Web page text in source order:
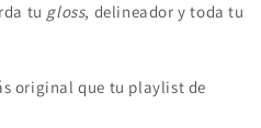
tu gloss, delineador y toda tu
original que tu playlist de